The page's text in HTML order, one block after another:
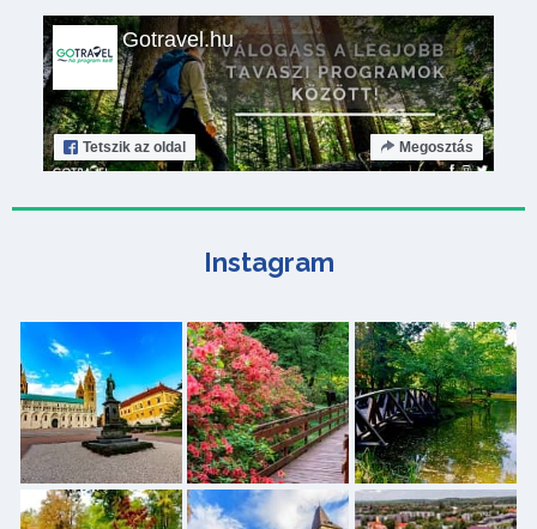
Gotravel.hu
Tetszik az oldal Megosztás
Instagram